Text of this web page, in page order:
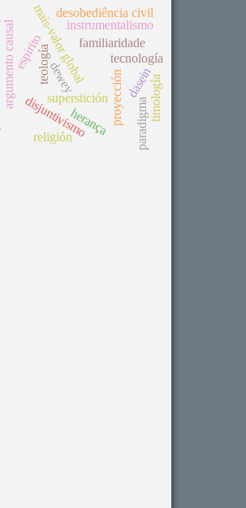
argumento causal superstición proyección
mais-valor global
disjuntivismo
religión
tecnología
instrumentalismo
dewey
teología
espirito familiaridade
desobediência civil
dasein
herança timología
paradigma